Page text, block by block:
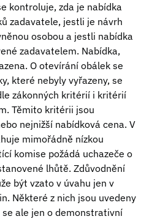
kontroluje, zda je nabídka
zadavatele, jestli je návrh
osobou a jestli nabídka
zadavatelem. Nabídka,
O otevírání obálek se
které nebyly vyřazeny, se
zákonných kritérií i kritérií
Těmito kritérii jsou
nejnižší nabídková cena. V
mimořádně nízkou
komise požádá uchazeče o
lhůtě. Zdůvodnění
být vzato v úvahu jen v
Některé z nich jsou uvedeny
ale jen o demonstrativní